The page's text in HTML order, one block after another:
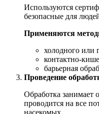
Используются
безопасные для
Применяются
холодного или
контактно-
барьерная
Проведение
Обработка занимает
проводится на все
насекомых.